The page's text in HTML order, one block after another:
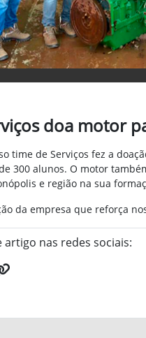
doa motor
time de Serviços fez a
300 alunos. O motor
e região na sua
da empresa que reforça
artigo nas redes sociais: